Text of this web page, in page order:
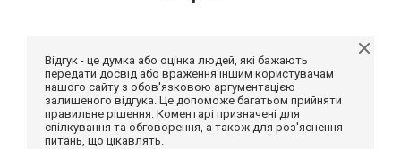
Відгук - це думка або оцінка людей, які бажають
передати досвід або враження іншим користувачам
нашого сайту з обов'язковою аргументацією
залишеного відгука. Це допоможе багатьом прийняти
правильне рішення. Коментарі призначені для
спілкування та обговорення, а також для роз'яснення
питань, що цікавлять.